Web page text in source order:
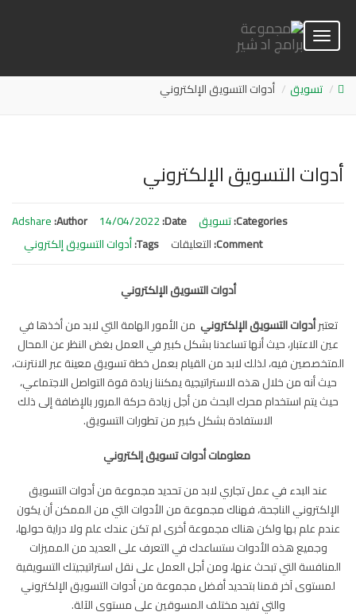
Toggle
navigation
تسويق
أدوات التسويق الإلكتروني
أدوات التسويق الإلكتروني
Author:
Adshare Date:
14/04/2022 Categories: تسويق
Tags: أدوات التسويق إلكتروني Comment: التعليقات على
التسويق
الإلكتروني
مغلقة
أدوات التسويق الإلكتروني
تعتبرأدوات التسويق الإلكتروني من الأمور الهامة التي لابد من أخذها في
عين الاعتبار، حيث أنها تساعدنا بشكل كبير في العمل بغض النظر عن المحال
المتخصصين فيه، لذلك لابد من القيام بعمل خطة تسويق معينة عبر الانترنت،
حيث أنه من خلال هذه الاستراتيجية يمكننا زيادة قوة التواصل الاجتماعي،
حيث يتم استخدام محرك البحث من أجل زيادة حركة المرور بالإضافة إلى ذلك
الاستفادة بشكل كبير من تطورات التسويق.
معلومات أدوات تسويق إلكتروني
عند البدء في عمل تجاري لابد من تحديد مجموعة من أدوات التسويق
الإلكتروني الناجحة، فهناك مجموعة من الأدوات التي من الممكن أن يكون
عندم علم بها ولكن هناك مجموعة أخرى لم تكن عندك علم ولا دراية حولها،
وجميع هذه الأدوات ستساعدك في التعرف على العديد من المميزات
المنافسة التي تبحث عنها، ومن أجل العمل على نقل استراتيجيتك التسويقية
لمستوى آخر قمنا بتحديد أفضل مجموعة من أدوات التسويق الإلكتروني
والتي تفيد مختلف المسوقين على مستوى الآلة.